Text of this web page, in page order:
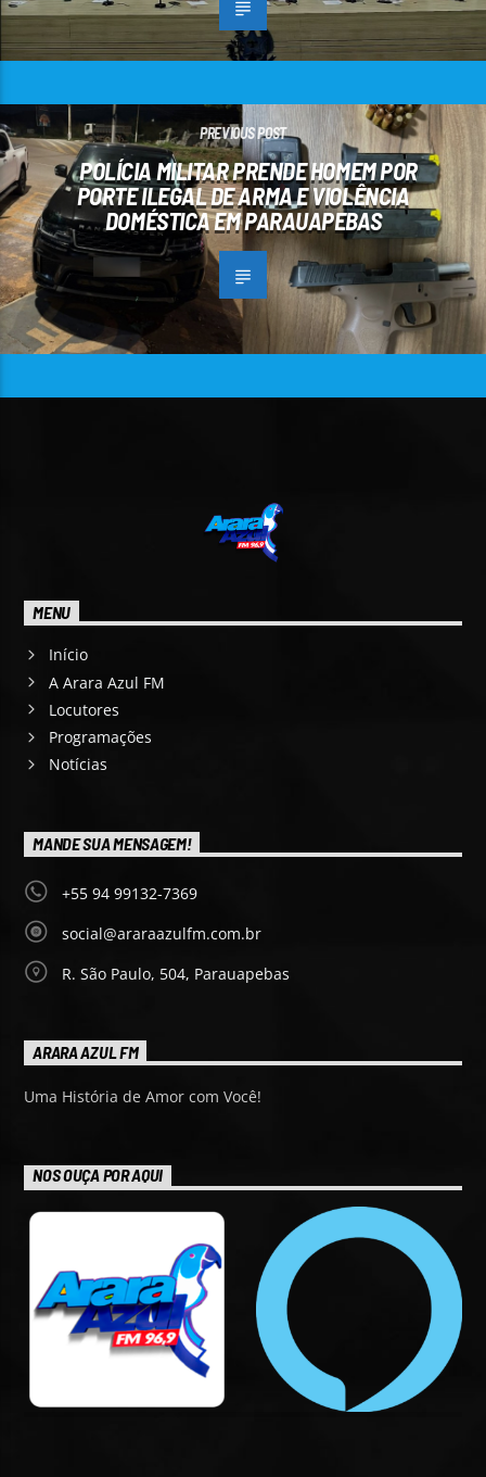
PREVIOUS POST
POLÍCIA MILITAR PRENDE HOMEM POR
PORTE ILEGAL DE ARMA E VIOLÊNCIA
DOMÉSTICA EM PARAUAPEBAS
MENU
Início
A Arara Azul FM
Locutores
Programações
Notícias
MANDE SUA MENSAGEM!
+55 94 99132-7369
social@araraazulfm.com.br
R. São Paulo, 504, Parauapebas
ARARA AZUL FM
Uma História de Amor com Você!
NOS OUÇA POR AQUI